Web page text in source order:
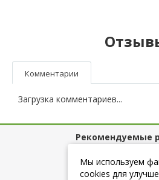
Комментарии
Загрузка комментариев...
Рекомендуемые
Полезные
Мы используем
cookies для